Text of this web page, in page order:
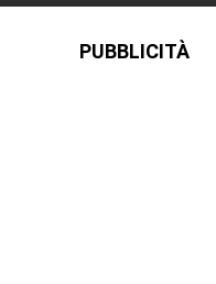
PUBBLICITÀ